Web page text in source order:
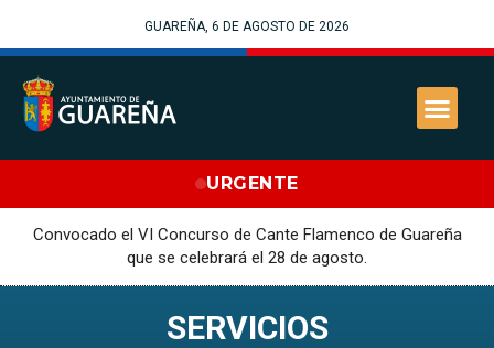
GUAREÑA, 6 DE AGOSTO DE 2026
URGENTE
Convocado el VI Concurso de Cante Flamenco de Guareña
que se celebrará el 28 de agosto.
SERVICIOS